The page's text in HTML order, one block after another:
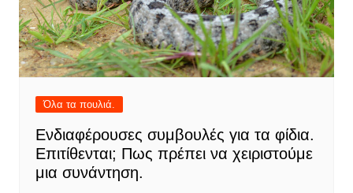
Όλα τα πουλιά.
Ενδιαφέρουσες συμβουλές για τα φίδια.
Επιτίθενται; Πως πρέπει να χειριστούμε
μια συνάντηση.